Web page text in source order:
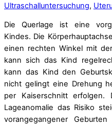
Ultraschalluntersuchung,
Die Querlage ist eine
Kindes. Die
einen rechten Winkel mit
kann sich das Kind
kann das Kind den
nicht gelingt eine Drehung
per Kaiserschnitt
Lageanomalie das Risiko
vorangegangener